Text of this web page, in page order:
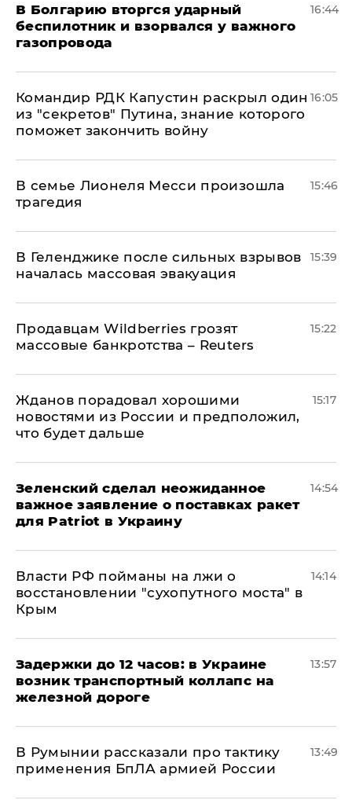
В Болгарию вторгся ударный
беспилотник и взорвался у важного
газопровода
16:44
Командир РДК Капустин раскрыл один
из "секретов" Путина, знание которого
поможет закончить войну
16:05
В семье Лионеля Месси произошла
трагедия
15:46
В Геленджике после сильных взрывов
началась массовая эвакуация
15:39
Продавцам Wildberries грозят
массовые банкротства – Reuters
15:22
Жданов порадовал хорошими
новостями из России и предположил,
что будет дальше
15:17
Зеленский сделал неожиданное
важное заявление о поставках ракет
для Patriot в Украину
14:54
Власти РФ пойманы на лжи о
восстановлении "сухопутного моста" в
Крым
14:14
Задержки до 12 часов: в Украине
возник транспортный коллапс на
железной дороге
13:57
В Румынии рассказали про тактику
применения БпЛА армией России
13:49